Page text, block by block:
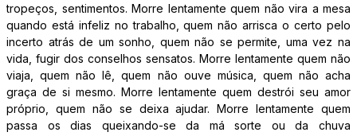
tropeços, sentimentos. Morre lentamente quem não vira a mesa
quando está infeliz no trabalho, quem não arrisca o certo pelo
incerto atrás de um sonho, quem não se permite, uma vez na
vida, fugir dos conselhos sensatos. Morre lentamente quem não
viaja, quem não lê, quem não ouve música, quem não acha
graça de si mesmo. Morre lentamente quem destrói seu amor
próprio, quem não se deixa ajudar. Morre lentamente quem
passa os dias queixando-se da má sorte ou da chuva